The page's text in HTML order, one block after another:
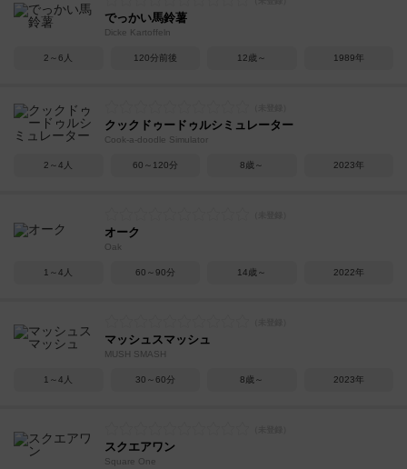
でっかい馬鈴薯
Dicke Kartoffeln
2～6人 120分前後 12歳～ 1989年
クックドゥードゥルシミュレーター
Cook-a-doodle Simulator
2～4人 60～120分 8歳～ 2023年
オーク
Oak
1～4人 60～90分 14歳～ 2022年
マッシュスマッシュ
MUSH SMASH
1～4人 30～60分 8歳～ 2023年
スクエアワン
Square One